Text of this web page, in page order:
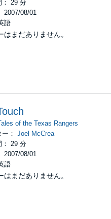
： 29 分
2007/08/01
語
はまだありません。
of the Texas Rangers
ー：Joel McCrea
： 29 分
2007/08/01
語
はまだありません。